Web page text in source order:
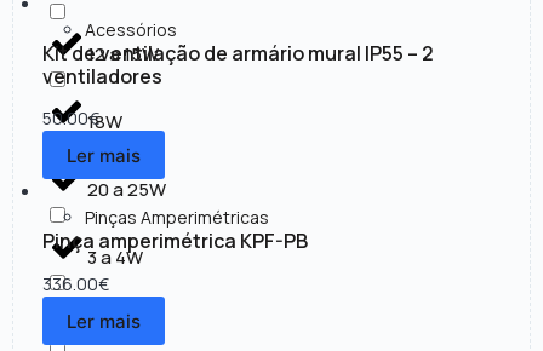
12 a 15W
18W
20 a 25W
3 a 4W
30 a 50W
Acessórios
Kit de ventilação de armário mural IP55 – 2
ventiladores
50.00€
Ler mais
Pinças Amperimétricas
Pinça amperimétrica KPF-PB
336.00€
Ler mais